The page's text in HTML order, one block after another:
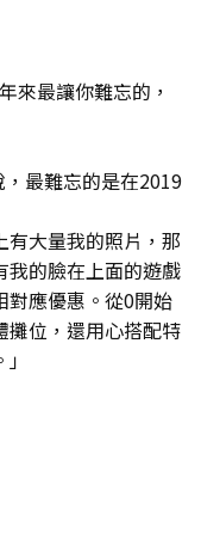
來最讓你難忘的，
最難忘的是在2019
大量我的照片，那
我的臉在上面的遊戲
對應優惠。從0開始
攤位，還用心搭配特